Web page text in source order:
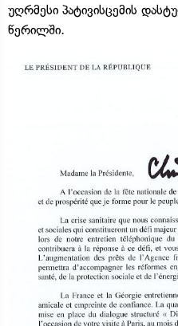
უღრმესი პატივისცემის
წერილში.